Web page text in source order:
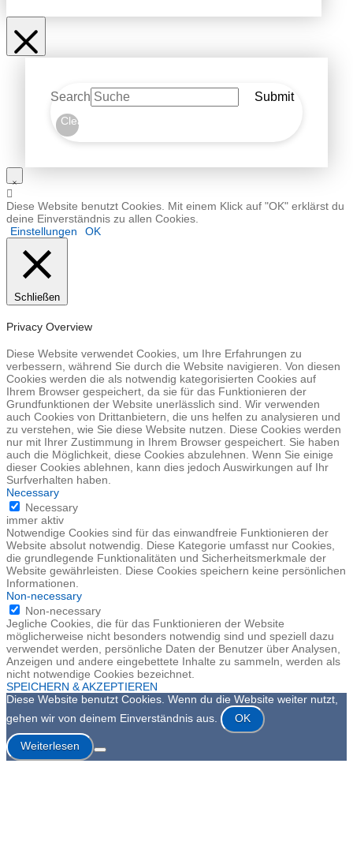
Search Submit
Clear
Diese Website benutzt Cookies. Mit einem Klick auf "OK" erklärst du
deine Einverständnis zu allen Cookies.
Einstellungen
OK
Schließen
Privacy Overview
Diese Website verwendet Cookies, um Ihre Erfahrungen zu
verbessern, während Sie durch die Website navigieren. Von diesen
Cookies werden die als notwendig kategorisierten Cookies auf
Ihrem Browser gespeichert, da sie für das Funktionieren der
Grundfunktionen der Website unerlässlich sind. Wir verwenden
auch Cookies von Drittanbietern, die uns helfen zu analysieren und
zu verstehen, wie Sie diese Website nutzen. Diese Cookies werden
nur mit Ihrer Zustimmung in Ihrem Browser gespeichert. Sie haben
auch die Möglichkeit, diese Cookies abzulehnen. Wenn Sie einige
dieser Cookies ablehnen, kann dies jedoch Auswirkungen auf Ihr
Surfverhalten haben.
Necessary
Necessary
immer aktiv
Notwendige Cookies sind für das einwandfreie Funktionieren der
Website absolut notwendig. Diese Kategorie umfasst nur Cookies,
die grundlegende Funktionalitäten und Sicherheitsmerkmale der
Website gewährleisten. Diese Cookies speichern keine persönlichen
Informationen.
Non-necessary
Non-necessary
Jegliche Cookies, die für das Funktionieren der Website
möglicherweise nicht besonders notwendig sind und speziell dazu
verwendet werden, persönliche Daten der Benutzer über Analysen,
Anzeigen und andere eingebettete Inhalte zu sammeln, werden als
nicht notwendige Cookies bezeichnet.
SPEICHERN & AKZEPTIEREN
Diese Website benutzt Cookies. Wenn du die Website weiter nutzt,
gehen wir von deinem Einverständnis aus.
OK
Weiterlesen